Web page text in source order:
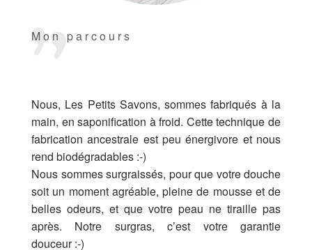
Mon parcours
Nous, Les Petits Savons, sommes fabriqués à la
main, en saponification à froid. Cette technique de
fabrication ancestrale est peu énergivore et nous
rend biodégradables :-)
Nous sommes surgraissés, pour que votre douche
soit un moment agréable, pleine de mousse et de
belles odeurs, et que votre peau ne tiraille pas
après. Notre surgras, c’est votre garantie
douceur :-)